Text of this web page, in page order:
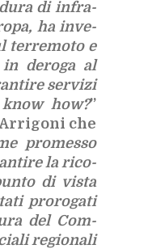
di in­fra­
ha in­ve­
ter­re­mo­to e
de­ro­ga al
ser­vi­zi
how?”
che
pro­mes­so
la ri­co­
di vi­sta
pro­ro­ga­ti
del Com­
re­gio­na­li